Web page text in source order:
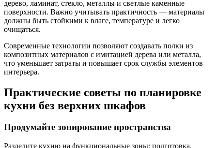
дерево, ламинат, стекло, металлы и светлые каменные
поверхности. Важно учитывать практичность — материалы
должны быть стойкими к влаге, температуре и легко
очищаться.
Современные технологии позволяют создавать полки из
композитных материалов с имитацией дерева или металла,
что уменьшает затраты и повышает срок службы элементов
интерьера.
Практические советы по планировке
кухни без верхних шкафов
Продумайте зонирование пространства
Разделите кухню на функциональные зоны: подготовка,